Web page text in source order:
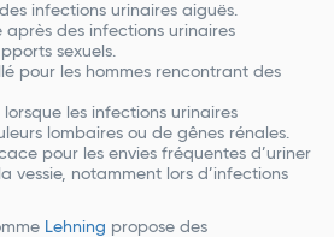
infections urinaires aiguës.
après des infections urinaires
sexuels.
pour les hommes rencontrant des
lorsque les infections urinaires
lombaires ou de gênes rénales.
pour les envies fréquentes d’uriner
vessie, notamment lors d’infections
Lehning propose des